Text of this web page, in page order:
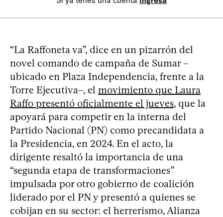
“La Raffoneta va”, dice en un pizarrón del
novel comando de campaña de Sumar –
ubicado en Plaza Independencia, frente a la
Torre Ejecutiva–, el movimiento que Laura
Raffo presentó oficialmente el jueves, que la
apoyará para competir en la interna del
Partido Nacional (PN) como precandidata a
la Presidencia, en 2024. En el acto, la
dirigente resaltó la importancia de una
“segunda etapa de transformaciones”
impulsada por otro gobierno de coalición
liderado por el PN y presentó a quienes se
cobijan en su sector: el herrerismo, Alianza